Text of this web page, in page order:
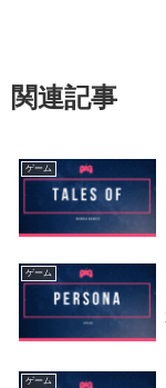
関連記事
ゲーム
ゲーム
ゲーム